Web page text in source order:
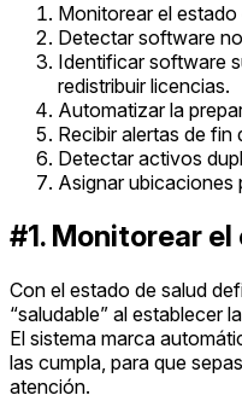
Monitorear el estado
Detectar software
Identificar software
redistribuir licencias.
Automatizar la
Recibir alertas de fin
Detectar activos
Asignar ubicaciones
#1. Monitorear
Con el estado de salud
“saludable” al establecer
El sistema marca
las cumpla, para que
atención.